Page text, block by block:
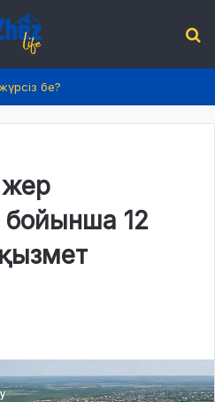
бе?
жер
12